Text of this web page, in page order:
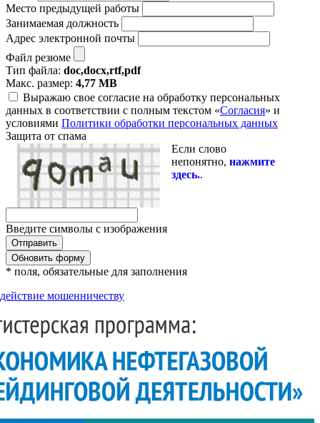
Место предыдущей работы
Занимаемая должность
Адрес электронной почты
Файл резюме
Тип файла: doc,docx,rtf,pdf
Макс. размер: 4,77 MB
Выражаю свое согласие на обработку персональных
данных в соответствии с полным текстом «Согласия» и
условиями Политики обработки персональных данных
Защита от спама
Если слово
непонятно, нажмите
здесь..
Введите символы с изображения
Обновить форму
* поля, обязательные для заполнения
мошенничеству